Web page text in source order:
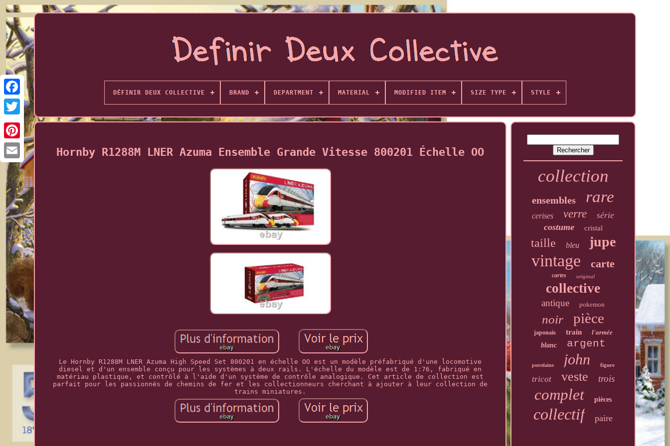
DÉFINIR DEUX COLLECTIVE BRAND DEPARTMENT MATERIAL MODIFIED ITEM SIZE TYPE STYLE
Hornby R1288M LNER Azuma Ensemble Grande Vitesse 800201 Échelle OO
Le Hornby R1288M LNER Azuma High Speed Set 800201 en échelle OO est un modèle préfabriqué d'une locomotive
diesel et d'un ensemble conçu pour les systèmes à deux rails. L'échelle du modèle est de 1:76, fabriqué en
matériau plastique, et contrôlé à l'aide d'un système de contrôle analogique. Cet article de collection est
parfait pour les passionnés de chemins de fer et les collectionneurs cherchant à ajouter à leur collection de
trains miniatures.
collection
ensembles rare
cerises verre série
costume cristal
taille bleu jupe
vintage carte
cartes original
collective
antique pokemon
noir pièce
japonais train
l'armée
blanc
argent
porcelaine john figure
tricot veste trois
complet pièces
collectif paire